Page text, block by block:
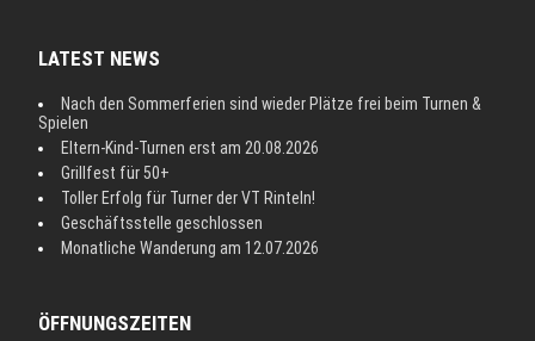
LATEST NEWS
Nach den Sommerferien sind wieder Plätze frei beim Turnen &
Spielen
Eltern-Kind-Turnen erst am 20.08.2026
Grillfest für 50+
Toller Erfolg für Turner der VT Rinteln!
Geschäftsstelle geschlossen
Monatliche Wanderung am 12.07.2026
ÖFFNUNGSZEITEN